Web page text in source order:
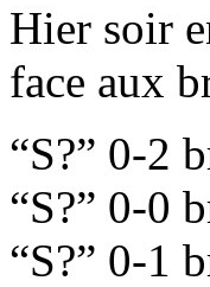
Hier soir
face aux
S?
0-2
S?
0-0
S?
0-1